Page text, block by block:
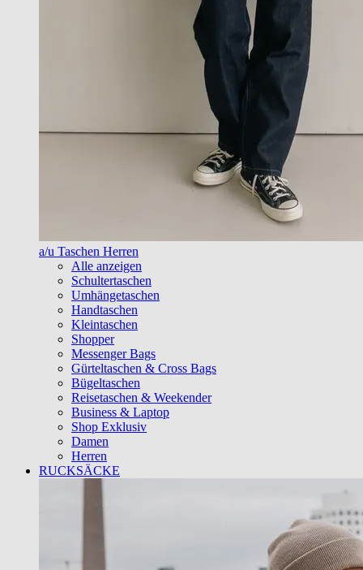
a/u Taschen Herren
Alle anzeigen
Schultertaschen
Umhängetaschen
Handtaschen
Kleintaschen
Shopper
Messenger Bags
Gürteltaschen & Cross Bags
Bügeltaschen
Reisetaschen & Weekender
Business & Laptop
Shop Exklusiv
Damen
Herren
RUCKSÄCKE